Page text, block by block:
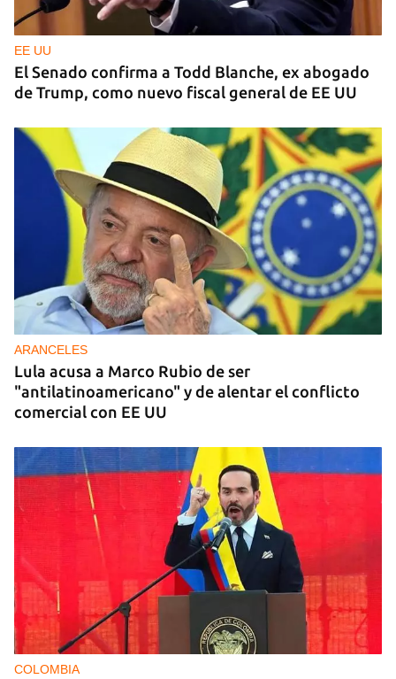
EE UU
El Senado confirma a Todd Blanche, ex abogado
de Trump, como nuevo fiscal general de EE UU
ARANCELES
Lula acusa a Marco Rubio de ser
"antilatinoamericano" y de alentar el conflicto
comercial con EE UU
COLOMBIA